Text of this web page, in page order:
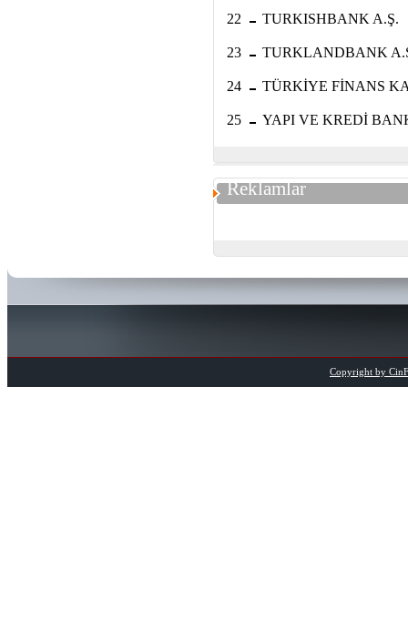
22 - TURKISHBANK A.Ş.
23 - TURKLANDBANK
24 - TÜRKİYE FİNANS
25 - YAPI VE KREDİ
Reklamlar
Copyright by